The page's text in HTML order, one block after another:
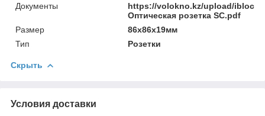
Документы
https://volokno.kz/upload/iblock/
Оптическая розетка SC.pdf
Размер
86х86х19мм
Тип
Розетки
Скрыть
Условия доставки